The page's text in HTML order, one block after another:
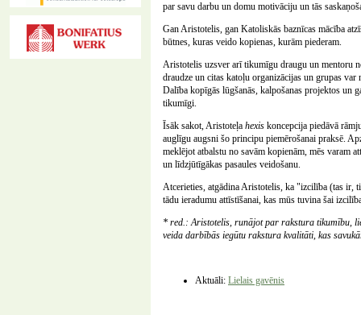
par savu darbu un domu motivāciju un tās
Gan Aristotelis, gan Katoliskās baznīcas mācība
būtnes, kuras veido kopienas, kurām piederam.
Aristotelis uzsver arī tikumīgu draugu un mentoru
draudze un citas katoļu organizācijas un grupas
Dalība kopīgās lūgšanās, kalpošanas projektos un
tikumīgi.
Īsāk sakot, Aristoteļa hexis koncepcija piedāvā
auglīgu augsni šo principu piemērošanai praksē.
meklējot atbalstu no savām kopienām, mēs varam
un līdzjūtīgākas pasaules veidošanu.
Atcerieties, atgādina Aristotelis, ka "izcilība (tas ir,
tādu ieradumu attīstīšanai, kas mūs tuvina šai
* red.: Aristotelis, runājot par rakstura tikumību,
veida darbībās iegūtu rakstura kvalitāti, kas
Aktuāli: Lielais gavēnis